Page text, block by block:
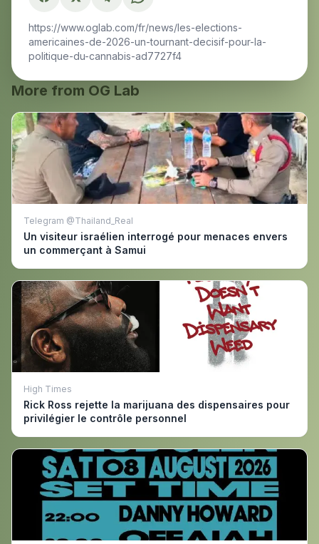
https://www.oglab.com/fr/news/les-elections-
americaines-de-2026-un-tournant-decisif-pour-la-
politique-du-cannabis-ad7727f4
More from OG Lab
Telegram @Thailand_Real
Un visiteur israélien interrogé pour menaces envers
un commerçant à Samui
High Times
Rick Ross rejette la marijuana des dispensaires pour
privilégier le contrôle personnel